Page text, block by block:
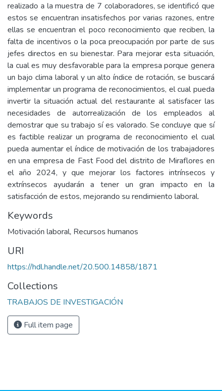
realizado a la muestra de 7 colaboradores, se identificó que
estos se encuentran insatisfechos por varias razones, entre
ellas se encuentran el poco reconocimiento que reciben, la
falta de incentivos o la poca preocupación por parte de sus
jefes directos en su bienestar. Para mejorar esta situación,
la cual es muy desfavorable para la empresa porque genera
un bajo clima laboral y un alto índice de rotación, se buscará
implementar un programa de reconocimientos, el cual pueda
invertir la situación actual del restaurante al satisfacer las
necesidades de autorrealización de los empleados al
demostrar que su trabajo sí es valorado. Se concluye que sí
es factible realizar un programa de reconocimiento el cual
pueda aumentar el índice de motivación de los trabajadores
en una empresa de Fast Food del distrito de Miraflores en
el año 2024, y que mejorar los factores intrínsecos y
extrínsecos ayudarán a tener un gran impacto en la
satisfacción de estos, mejorando su rendimiento laboral.
Keywords
Motivación laboral, Recursos humanos
URI
https://hdl.handle.net/20.500.14858/1871
Collections
TRABAJOS DE INVESTIGACIÓN
Full item page